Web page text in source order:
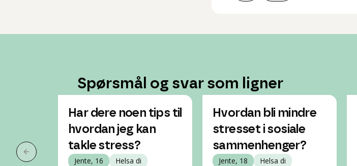
Spørsmål og svar som ligner
Forrige slide
Har dere noen tips til
hvordan jeg kan
takle stress?
Jente, 16 Helsa di
Hvordan bli mindre
stresset i sosiale
sammenhenger?
Jente, 18 Helsa di